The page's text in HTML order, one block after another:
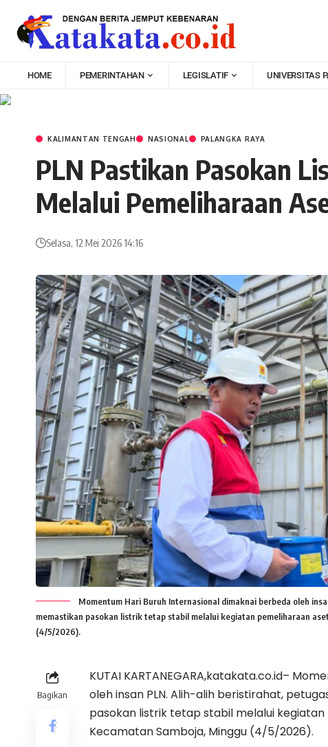
HOME PEMERINTAHAN LEGISLATIF UNIVERSITAS
KALIMANTAN TENGAH NASIONAL PALANGKA RAYA
PLN Pastikan Pasokan
Melalui Pemeliharaan
Selasa, 12 Mei 2026 14:16
Momentum Hari Buruh Internasional dimaknai berbeda oleh
memastikan pasokan listrik tetap stabil melalui kegiatan pemeliharaan
(4/5/2026).
Bagikan
KUTAI KARTANEGARA,katakata.co.id–
oleh insan PLN. Alih-alih beristirahat,
pasokan listrik tetap stabil melalui
Kecamatan Samboja, Minggu (4/5/2026).